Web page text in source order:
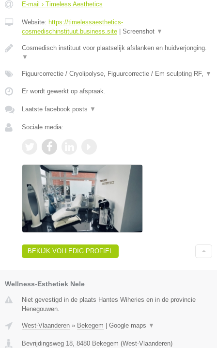
E-mail › Timeless Aesthetics
Website: https://timelessaesthetics-
cosmedischinstituut.business.site
Screenshot ▼
Cosmedisch instituut voor plaatselijk afslanken en huidverjonging.
▼
Figuurcorrectie / Cryolipolyse, Figuurcorrectie / Em sculpting RF, ▼
Er wordt gewerkt op afspraak.
Laatste facebook posts ▼
Sociale media:
BEKIJK VOLLEDIG PROFIEL
Wellness-Esthetiek Nele
Niet gevestigd in de plaats Hantes Wiheries en in de provincie
Henegouwen.
West-Vlaanderen » Bekegem Google maps ▼
Bevrijdingsweg 18, 8480 Bekegem (West-Vlaanderen)